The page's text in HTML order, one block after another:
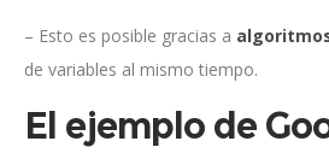
– Esto es posible gracias a
de variables al mismo tiempo.
El ejemplo de